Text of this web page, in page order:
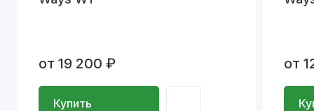
от 19 200 ₽
Купить
от